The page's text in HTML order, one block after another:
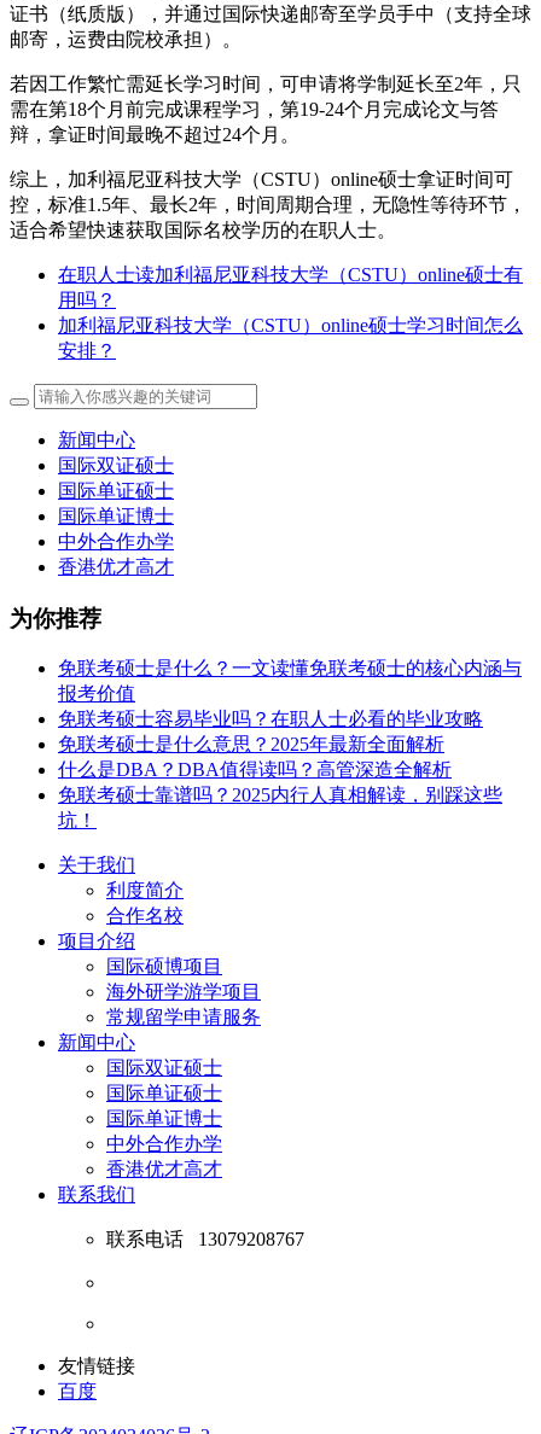
证书（纸质版），并通过国际快递邮寄至学员手中（支持全球
邮寄，运费由院校承担）。
若因工作繁忙需延长学习时间，可申请将学制延长至2年，只
需在第18个月前完成课程学习，第19-24个月完成论文与答
辩，拿证时间最晚不超过24个月。
综上，加利福尼亚科技大学（CSTU）online硕士拿证时间可
控，标准1.5年、最长2年，时间周期合理，无隐性等待环节，
适合希望快速获取国际名校学历的在职人士。
在职人士读加利福尼亚科技大学（CSTU）online硕士有
用吗？
加利福尼亚科技大学（CSTU）online硕士学习时间怎么
安排？
新闻中心
国际双证硕士
国际单证硕士
国际单证博士
中外合作办学
香港优才高才
为你推荐
免联考硕士是什么？一文读懂免联考硕士的核心内涵与
报考价值
免联考硕士容易毕业吗？在职人士必看的毕业攻略
免联考硕士是什么意思？2025年最新全面解析
什么是DBA？DBA值得读吗？高管深造全解析
免联考硕士靠谱吗？2025内行人真相解读，别踩这些
坑！
关于我们
利度简介
合作名校
项目介绍
国际硕博项目
海外研学游学项目
常规留学申请服务
新闻中心
国际双证硕士
国际单证硕士
国际单证博士
中外合作办学
香港优才高才
联系我们
联系电话 13079208767
友情链接
百度